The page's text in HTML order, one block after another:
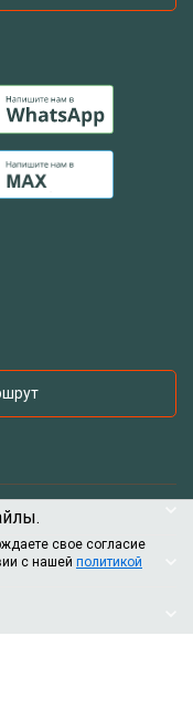
свое согласие
с нашей политикой